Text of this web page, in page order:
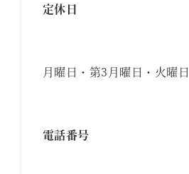
定休日
月曜日・第3月曜日・火曜日
電話番号